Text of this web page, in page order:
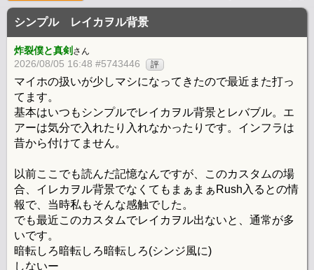
シンプル レイカヲル背景
炸裂僕と真剣 さん
2026/08/05 16:48 #5743446 評
マイホの扱いが少しマシになってきたので最近また打っ
てます。
基本はいつもシンプルでレイカヲル背景とレバブル。エ
アーは気分で入れたり入れなかったりです。インフラは
昔から付けてません。
以前ここでも読んだ記憶なんですが、このカスタムの場
合、イレカヲル背景でなくてもまぁまぁRush入るとの情
報で、当時私もそんな感触でした。
でも最近このカスタムでレイカヲル出ないと、通常が多
いです。
暗転しろ暗転しろ暗転しろ(シンジ風に)
しないー